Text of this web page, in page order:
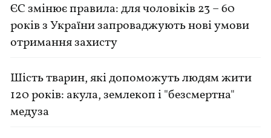
ЄС змінює правила: для чоловіків 23 – 60
років з України запроваджують нові умови
отримання захисту
Шість тварин, які допоможуть людям жити
120 років: акула, землекоп і "безсмертна"
медуза